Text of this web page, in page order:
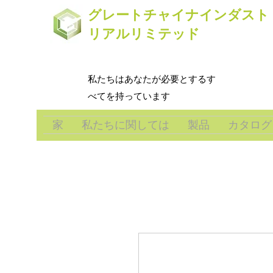
グレートチャイナインダスト
リアルリミテッド
私たちはあなたが必要とするす
べてを持っています
家 私たちに関しては 製品 カタログ